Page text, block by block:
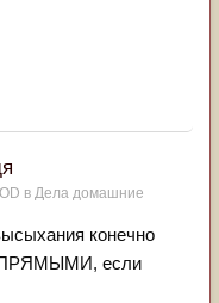
в Дела домашние
конечно
ПРЯМЫМИ, если